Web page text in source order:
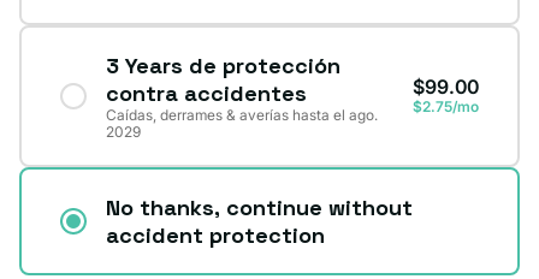
3 Years de protección
contra accidentes
Caídas, derrames & averías hasta el ago.
2029
$99.00
$2.75/mo
No thanks, continue without
accident protection